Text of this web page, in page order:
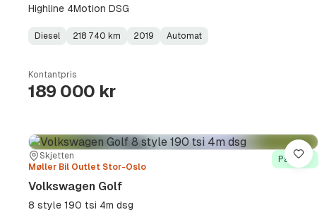
Highline 4Motion DSG
Fuel
Diesel
Kilometerstand:
218 740 km
Model
2019
Gearbox
Automat
Kontantpris
189 000 kr
Sted:
Skjetten
Forhandler:
Møller Bil Outlet Stor-Oslo
På lager
Volkswagen Golf
8 style 190 tsi 4m dsg
Lagre